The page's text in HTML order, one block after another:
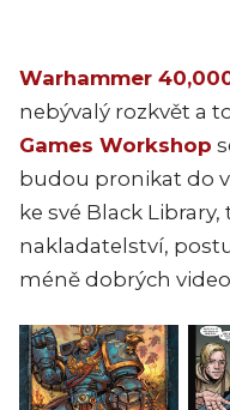
Warhammer
nebývalý rozkvět a
Games Workshop
budou pronikat do
ke své Black
nakladatelství,
méně dobrých